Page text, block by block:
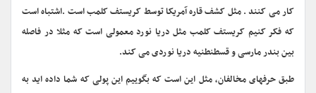
کار می کنند . مثل کشف قاره آمریکا توسط کریستف کلمب است .اشتباه است
که فکر کنیم کریستف کلمب مثل دریا نورد معمولی است که مثلا در فاصله
بین بندر مارسی و قسطنطنیه دریا نوردی می کند.
طبق حرفهای مخالفان، مثل این است که بگوییم این پولی که شما داده اید به